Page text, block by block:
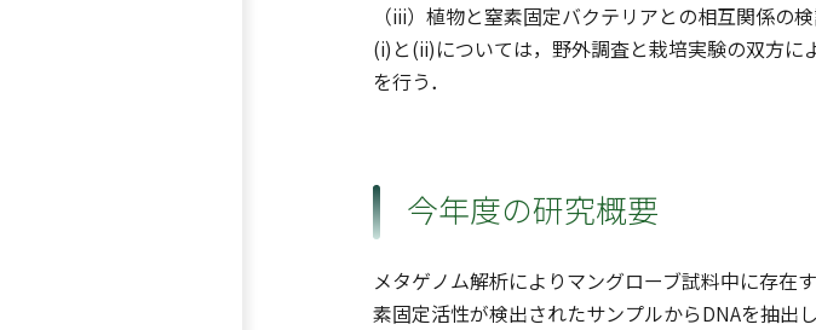
（iii）植物と窒素固定バクテリアとの相互関係の
(i)と(ii)については，野外調査と栽培実験の双方
を行う．
今年度の研究概要
メタゲノム解析によりマングローブ試料中に存在
素固定活性が検出されたサンプルからDNAを抽出